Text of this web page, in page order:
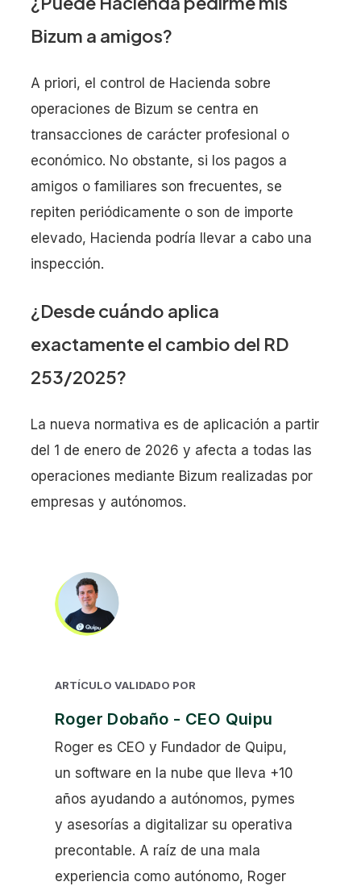
Bizum a amigos?
A priori, el control de Hacienda sobre
operaciones de Bizum se centra en
transacciones de carácter profesional o
económico. No obstante, si los pagos a
amigos o familiares son frecuentes, se
repiten periódicamente o son de importe
elevado, Hacienda podría llevar a cabo una
inspección.
¿Desde cuándo aplica
exactamente el cambio del RD
253/2025?
La nueva normativa es de aplicación a partir
del 1 de enero de 2026 y afecta a todas las
operaciones mediante Bizum realizadas por
empresas y autónomos.
ARTÍCULO VALIDADO POR
Roger Dobaño - CEO Quipu
Roger es CEO y Fundador de Quipu,
un software en la nube que lleva +10
años ayudando a autónomos, pymes
y asesorías a digitalizar su operativa
precontable. A raíz de una mala
experiencia como autónomo, Roger